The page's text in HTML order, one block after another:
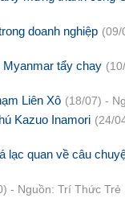
doanh nghiệp (09/
Myanmar tẩy chay
Liên Xô (18/07) -
Kazuo Inamori (24/
lạc quan về câu
- Nguồn: Trí Thức Trẻ